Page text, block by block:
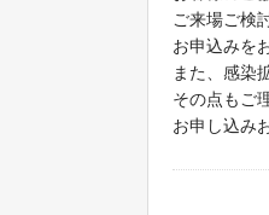
ご来場ご検
お申込みを
また、感染
その点もご
お申し込み